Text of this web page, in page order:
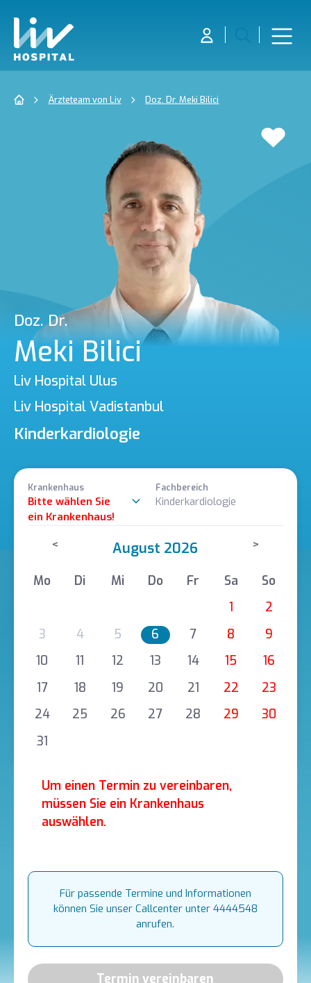
Ärzteteam von Liv Doz. Dr. Meki Bilici
Doz. Dr.
Meki Bilici
Liv Hospital Ulus
Liv Hospital Vadistanbul
Kinderkardiologie
Krankenhaus
Bitte wählen Sie
ein Krankenhaus!
Fachbereich
Kinderkardiologie
< August 2026 >
Mo Di Mi Do Fr Sa
So
1
2
3
4 5 6 7 8
9
10
11 12 13 14 15
16
17
18 19 20 21 22
23
24
25 26 27 28 29
30
31
Um einen Termin zu vereinbaren,
müssen Sie ein Krankenhaus
auswählen.
Für passende Termine und Informationen
können Sie unser Callcenter unter 4444548
anrufen.
Termin vereinbaren